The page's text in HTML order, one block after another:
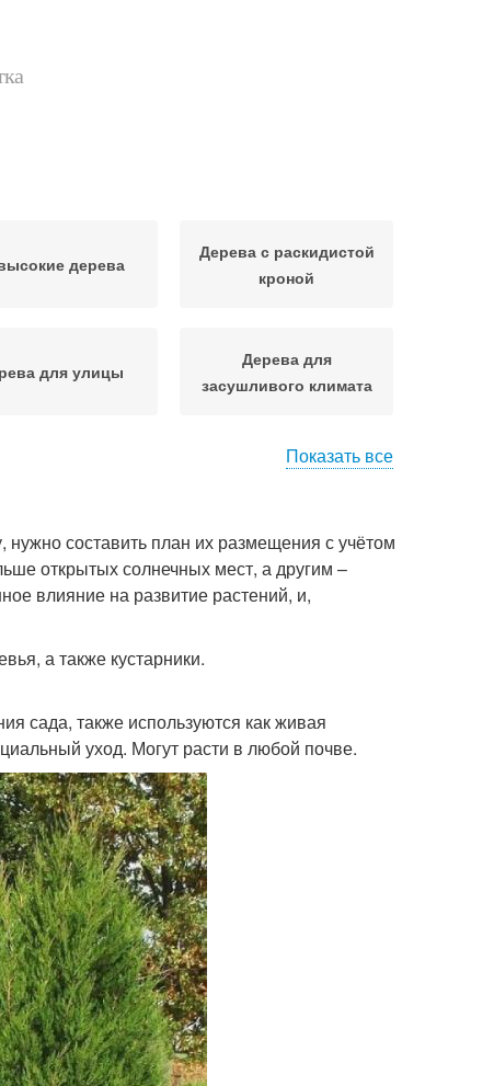
дерева
Дерева с раскидистой
кроной
для улицы
Дерева для
засушливого климата
Дерева с быстрым
дерева
Дерева в ландшафтном
дизайне
Показать все
составить план их размещения с учётом
открытых солнечных мест, а другим –
влияние на развитие растений, и,
а также кустарники.
сада, также используются как живая
уход. Могут расти в любой почве.